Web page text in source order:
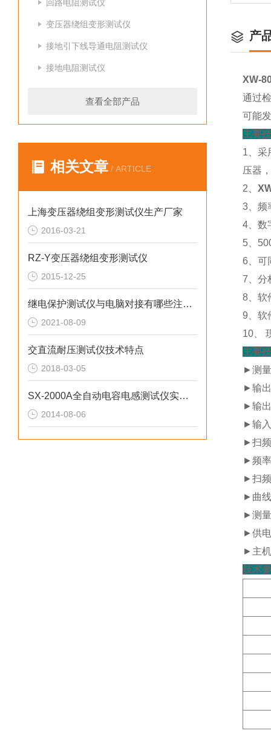
回路电阻测试仪
变压器绕组变形测试仪
接地引下线导通电阻测试仪
接地电阻测试仪
查看全部产品
相关文章 / ARTICLE
上海变压器绕组变形测试仪生产厂家
2016-03-21
RZ-Y变压器绕组变形测试仪
2015-12-25
继电保护测试仪与电脑对接有哪些注意事项？
2021-08-09
交直流耐压测试仪技术特点
2018-03-05
SX-2000A全自动电容电感测试仪实际操作方法
2014-08-06
产
XW-
通过
可能
主要
1、采
压器
2、
3、频
4、数
5、
6、可
7、分
8、软
9、软
10、
主要
►测
► 输
► 输
► 输
► 扫
► 频
► 扫
► 曲
► 测
► 供
► 主
技术